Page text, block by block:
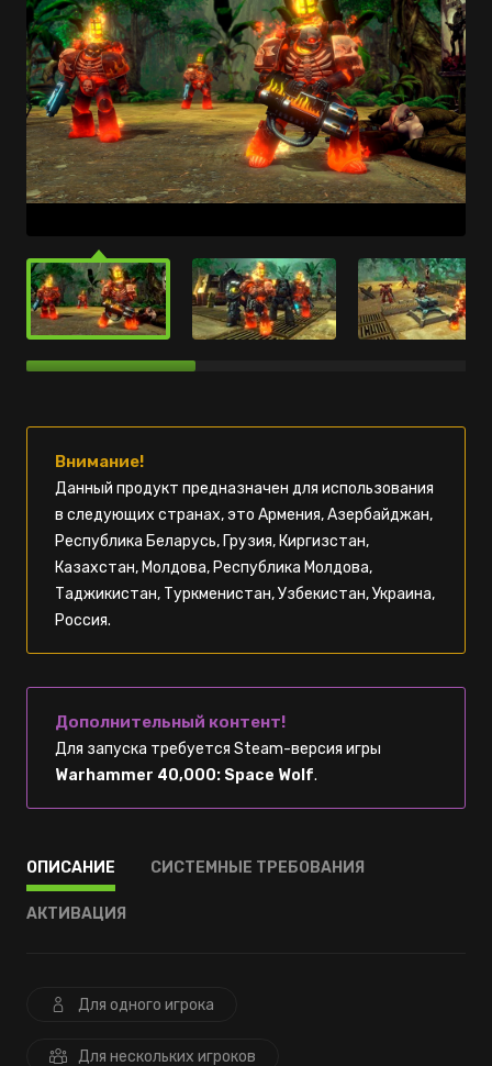
Внимание!
Данный продукт предназначен для использования
в следующих странах, это Армения, Азербайджан,
Республика Беларусь, Грузия, Киргизстан,
Казахстан, Молдова, Республика Молдова,
Таджикистан, Туркменистан, Узбекистан, Украина,
Россия.
Дополнительный контент!
Для запуска требуется Steam-версия игры
Warhammer 40,000: Space Wolf.
ОПИСАНИЕ СИСТЕМНЫЕ ТРЕБОВАНИЯ
АКТИВАЦИЯ
Для одного игрока
Для нескольких игроков